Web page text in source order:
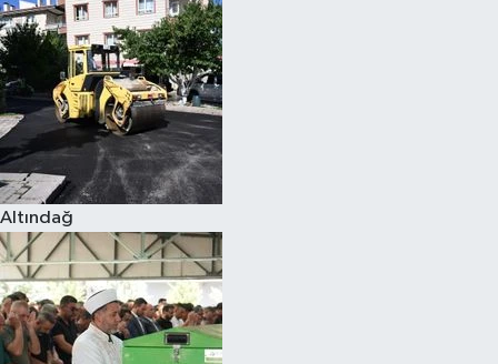
Altındağ